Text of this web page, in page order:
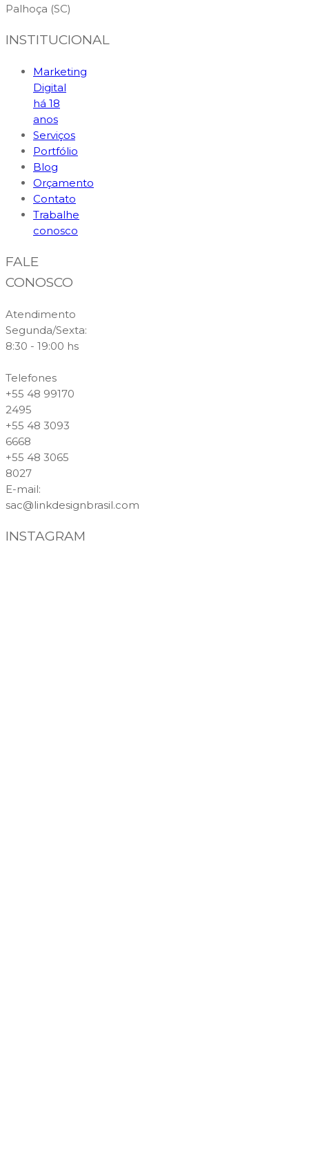
Palhoça (SC)
INSTITUCIONAL
Marketing
Digital
há 18
anos
Serviços
Portfólio
Blog
Orçamento
Contato
Trabalhe
conosco
FALE
CONOSCO
Atendimento
Segunda/Sexta:
8:30 - 19:00 hs
Telefones
+55 48 99170
2495
+55 48 3093
6668
+55 48 3065
8027
E-mail:
sac@linkdesignbrasil.com
INSTAGRAM